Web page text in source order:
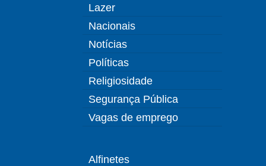
Lazer
Nacionais
Notícias
Políticas
Religiosidade
Segurança Pública
Vagas de emprego
Alfinetes